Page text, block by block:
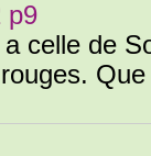
p9
celle de